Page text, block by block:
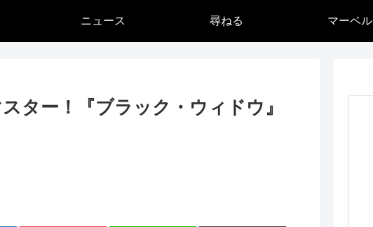
ニュース 尋ねる マーベル
ター！『ブラック・ウィドウ』